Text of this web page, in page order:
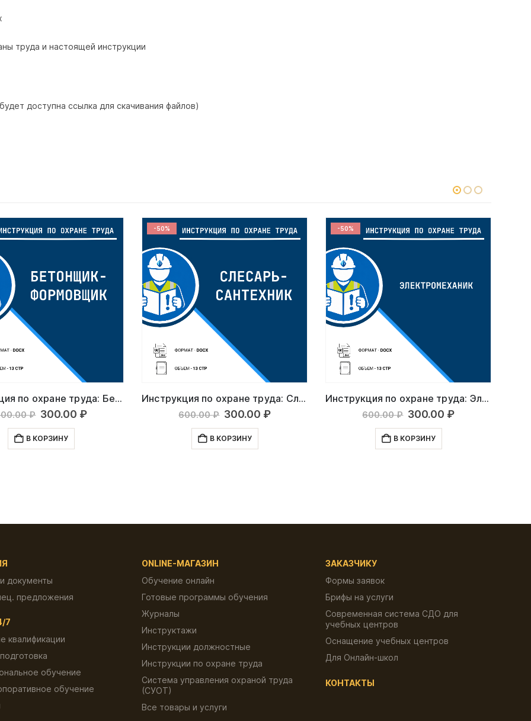
труда и настоящей инструкции
доступна ссылка для скачивания файлов)
Инструкция по охране труда: Бетонщик-формовщик
₽ Первоначальная
составляла
600.00 ₽.
300.00₽Текущая
300.00 ₽.
В КОРЗИНУ
Инструкция по охране труда: Слесарь-сантехник
600.00₽ Первоначальная
составляла
600.00 ₽.
300.00₽Текущая
300.00 ₽.
В КОРЗИНУ
Инструкция по охране труда: Электромеханик
600.00₽ Первоначальная
составляла
600.00 ₽.
300.00₽Текущая
300.00 ₽.
В КОРЗИНУ
документы
предложения
7
квалификации
обучение
обучение
ONLINE-МАГАЗИН
Обучение онлайн
Готовые программы обучения
Журналы
Инструктажи
Инструкции должностные
Инструкции по охране труда
Система управления охраной труда
(СУОТ)
Все товары и услуги
ЗАКАЗЧИКУ
Формы заявок
Брифы на услуги
Современная система СДО для
учебных центров
Оснащение учебных центров
Для Онлайн-школ
КОНТАКТЫ